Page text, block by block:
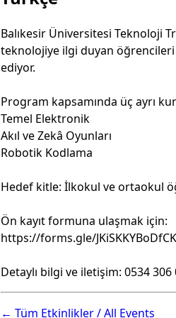
Balıkesir Üniversitesi Teknoloji
teknolojiye ilgi duyan
ediyor.
Program kapsamında üç ayrı
Temel Elektronik
Akıl ve Zekâ Oyunları
Robotik Kodlama
Hedef kitle: İlkokul ve ortaokul
Ön kayıt formuna ulaşmak için:
https://forms.gle/
Detaylı bilgi ve iletişim: 0534 306
← Tüm Etkinlikler / All Events